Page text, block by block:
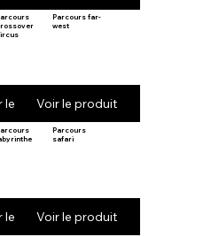
le produit
Parcours far-
west
Voir le produit
le produit
Parcours
safari
Voir le produit